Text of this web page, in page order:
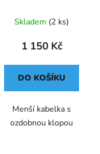
Skladem (2 ks)
1 150 Kč
DO KOŠÍKU
Menší kabelka s
ozdobnou klopou